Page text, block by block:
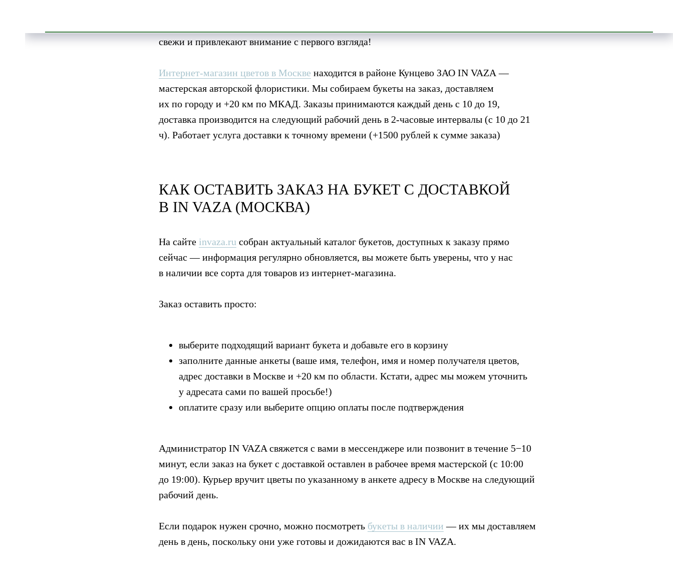
свежи и привлекают внимание с первого взгляда!
Интернет-магазин цветов в Москве находится в районе Кунцево ЗАО IN VAZA —
мастерская авторской флористики. Мы собираем букеты на заказ, доставляем
их по городу и +20 км по МКАД. Заказы принимаются каждый день с 10 до 19,
доставка производится на следующий рабочий день в 2-часовые интервалы (с 10 до 21
ч). Работает услуга доставки к точному времени (+1500 рублей к сумме заказа)
КАК ОСТАВИТЬ ЗАКАЗ НА БУКЕТ С ДОСТАВКОЙ
В IN VAZA (МОСКВА)
На сайте invaza.ru собран актуальный каталог букетов, доступных к заказу прямо
сейчас — информация регулярно обновляется, вы можете быть уверены, что у нас
в наличии все сорта для товаров из интернет-магазина.
Заказ оставить просто:
выберите подходящий вариант букета и добавьте его в корзину
заполните данные анкеты (ваше имя, телефон, имя и номер получателя цветов,
адрес доставки в Москве и +20 км по области. Кстати, адрес мы можем уточнить
у адресата сами по вашей просьбе!)
оплатите сразу или выберите опцию оплаты после подтверждения
Администратор IN VAZA свяжется с вами в мессенджере или позвонит в течение 5−10
минут, если заказ на букет с доставкой оставлен в рабочее время мастерской (с 10:00
до 19:00). Курьер вручит цветы по указанному в анкете адресу в Москве на следующий
рабочий день.
Если подарок нужен срочно, можно посмотреть букеты в наличии — их мы доставляем
день в день, поскольку они уже готовы и дожидаются вас в IN VAZA.